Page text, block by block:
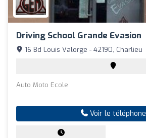
Driving School Grande Evasion
16 Bd Louis Valorge - 42190, Charlieu
Auto Moto Ecole
Voir le téléphone